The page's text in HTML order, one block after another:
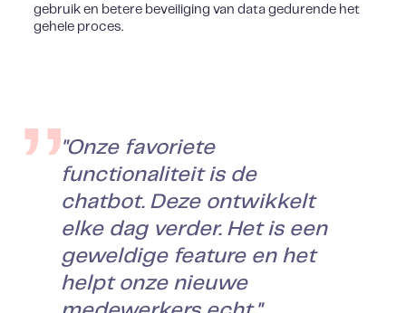
gebruik en betere beveiliging van data gedurende het
gehele proces.
"Onze favoriete
functionaliteit is de
chatbot. Deze ontwikkelt
elke dag verder. Het is een
geweldige feature en het
helpt onze nieuwe